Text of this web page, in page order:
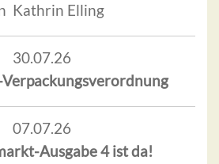
Kathrin Elling
30.07.26
Verpackungsverordnung
07.07.26
Ausgabe 4 ist da!